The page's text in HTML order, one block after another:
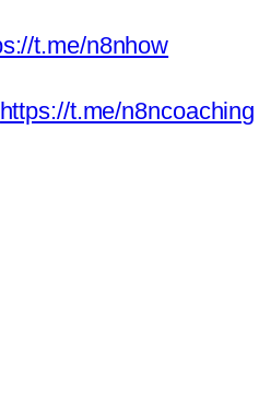
t.me/n8nhow
https://t.me/n8ncoaching